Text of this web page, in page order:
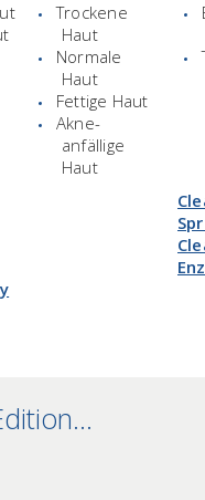
Trockene
Haut
Normale
Haut
Fettige Haut
Akne-
anfällige
Haut